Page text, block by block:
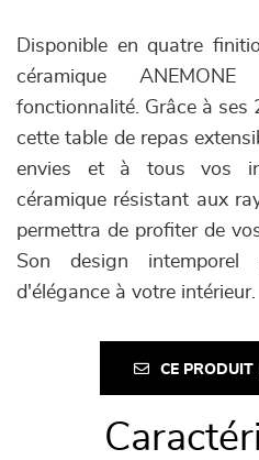
Disponible en quatre
céramique
fonctionnalité. Grâce à ses
cette table de repas
envies et à tous vos
céramique résistant aux
permettra de profiter de
Son design intemporel
d'élégance à votre intérieur.
CE PRODUIT